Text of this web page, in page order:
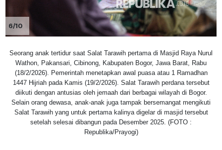
6/10
Seorang anak tertidur saat Salat Tarawih pertama di Masjid Raya Nurul
Wathon, Pakansari, Cibinong, Kabupaten Bogor, Jawa Barat, Rabu
(18/2/2026). Pemerintah menetapkan awal puasa atau 1 Ramadhan
1447 Hijriah pada Kamis (19/2/2026). Salat Tarawih perdana tersebut
diikuti dengan antusias oleh jemaah dari berbagai wilayah di Bogor.
Selain orang dewasa, anak-anak juga tampak bersemangat mengikuti
Salat Tarawih yang untuk pertama kalinya digelar di masjid tersebut
setelah selesai dibangun pada Desember 2025. (FOTO :
Republika/Prayogi)